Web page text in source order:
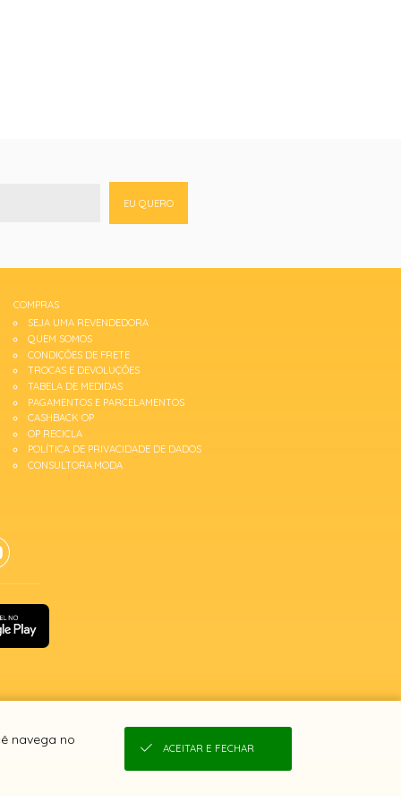
EU QUERO
COMPRAS
SEJA UMA REVENDEDORA
QUEM SOMOS
CONDIÇÕES DE FRETE
TROCAS E DEVOLUÇÕES
TABELA DE MEDIDAS
PAGAMENTOS E PARCELAMENTOS
CASHBACK OP
OP RECICLA
POLÍTICA DE PRIVACIDADE DE DADOS
CONSULTORA.MODA
navega no
ACEITAR E FECHAR